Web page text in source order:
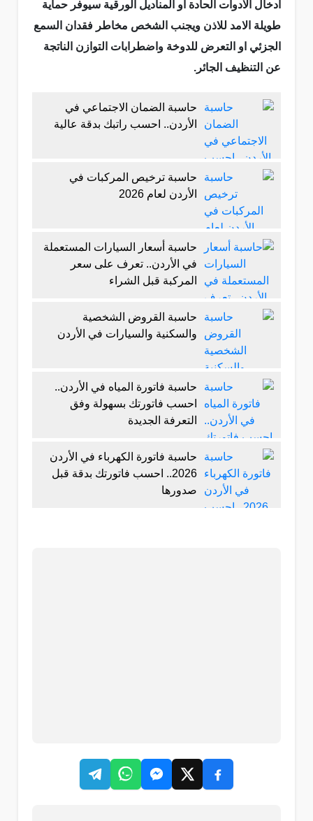
ادخال الادوات الحادة او المناديل الورقية سيوفر حماية
طويلة الامد للاذن ويجنب الشخص مخاطر فقدان السمع
الجزئي او التعرض للدوخة واضطرابات التوازن الناتجة
عن التنظيف الجائر.
حاسبة الضمان الاجتماعي في
الأردن.. احسب راتبك بدقة عالية
حاسبة ترخيص المركبات في
الأردن لعام 2026
حاسبة أسعار السيارات المستعملة
في الأردن.. تعرف على سعر
المركبة قبل الشراء
حاسبة القروض الشخصية
والسكنية والسيارات في الأردن
حاسبة فاتورة المياه في الأردن..
احسب فاتورتك بسهولة وفق
التعرفة الجديدة
حاسبة فاتورة الكهرباء في الأردن
2026.. احسب فاتورتك بدقة قبل
صدورها